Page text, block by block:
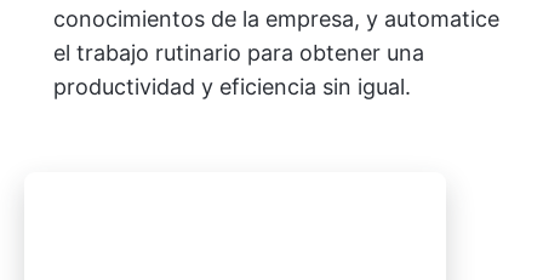
conocimientos de la empresa, y automatice
el trabajo rutinario para obtener una
productividad y eficiencia sin igual.